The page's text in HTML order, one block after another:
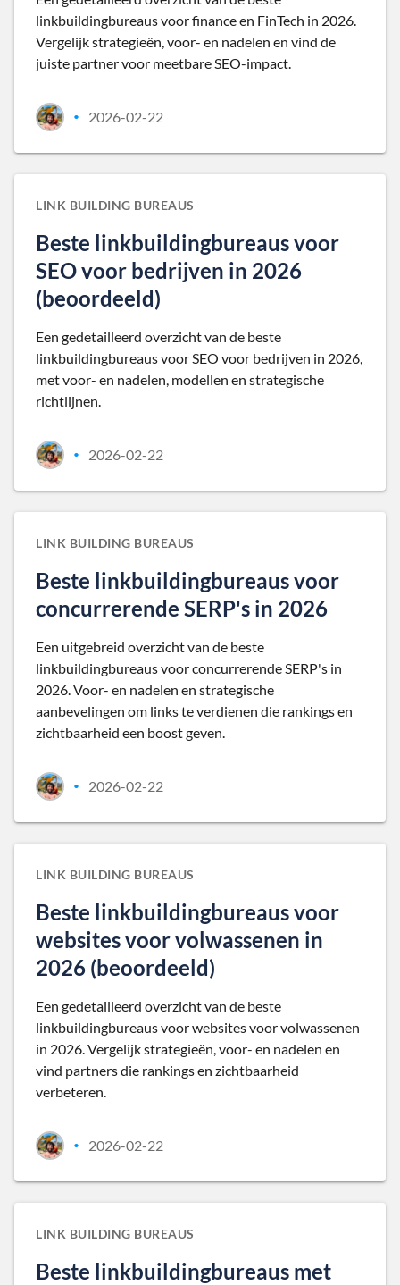
linkbuildingbureaus voor finance en FinTech in 2026.
Vergelijk strategieën, voor- en nadelen en vind de
juiste partner voor meetbare SEO-impact.
• 2026-02-22
LINK BUILDING BUREAUS
Beste linkbuildingbureaus voor
SEO voor bedrijven in 2026
(beoordeeld)
Een gedetailleerd overzicht van de beste
linkbuildingbureaus voor SEO voor bedrijven in 2026,
met voor- en nadelen, modellen en strategische
richtlijnen.
• 2026-02-22
LINK BUILDING BUREAUS
Beste linkbuildingbureaus voor
concurrerende SERP's in 2026
Een uitgebreid overzicht van de beste
linkbuildingbureaus voor concurrerende SERP's in
2026. Voor- en nadelen en strategische
aanbevelingen om links te verdienen die rankings en
zichtbaarheid een boost geven.
• 2026-02-22
LINK BUILDING BUREAUS
Beste linkbuildingbureaus voor
websites voor volwassenen in
2026 (beoordeeld)
Een gedetailleerd overzicht van de beste
linkbuildingbureaus voor websites voor volwassenen
in 2026. Vergelijk strategieën, voor- en nadelen en
vind partners die rankings en zichtbaarheid
verbeteren.
• 2026-02-22
LINK BUILDING BUREAUS
Beste linkbuildingbureaus met